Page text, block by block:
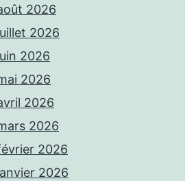
2026
2026
2026
2026
2026
2026
2026
2026